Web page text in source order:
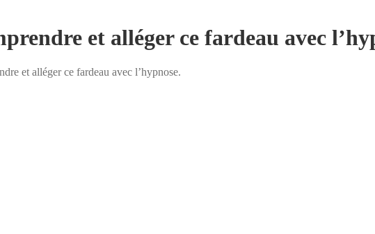
et alléger ce fardeau avec
et alléger ce fardeau avec l’hypnose.